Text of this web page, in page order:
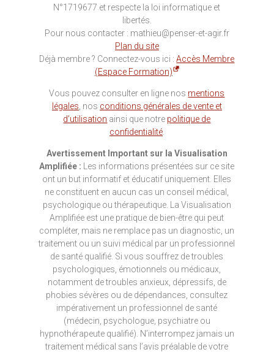
N°1719677 et respecte la loi informatique et
libertés.
Pour nous contacter : mathieu@penser-et-agir.fr
Plan du site
Déjà membre ? Connectez-vous ici :Accès Membre
(Espace Formation)
Vous pouvez consulter en ligne nos mentions
légales , nos conditions générales de vente et
d’utilisation ainsi que notre politique de
confidentialité.
Avertissement Important sur la Visualisation
Amplifiée : Les informations présentées sur ce site
ont un but informatif et éducatif uniquement. Elles
ne constituent en aucun cas un conseil médical,
psychologique ou thérapeutique. La Visualisation
Amplifiée est une pratique de bien-être qui peut
compléter, mais ne remplace pas un diagnostic, un
traitement ou un suivi médical par un professionnel
de santé qualifié. Si vous souffrez de troubles
psychologiques, émotionnels ou médicaux,
notamment de troubles anxieux, dépressifs, de
phobies sévères ou de dépendances, consultez
impérativement un professionnel de santé
(médecin, psychologue, psychiatre ou
hypnothérapeute qualifié). N’interrompez jamais un
traitement médical sans l’avis préalable de votre